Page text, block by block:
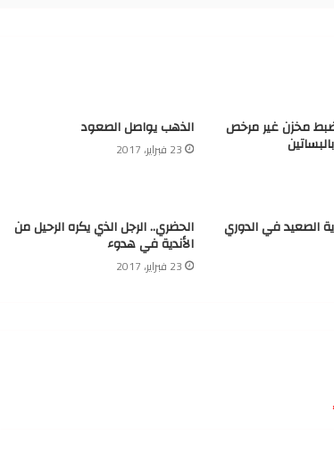
مخزن غير مرخص الذهب يواصل الصعود
23 فبراير، 2017
الصعيد في الدوري الحضري.. الرجل الذي يكره الرحيل من
الأندية في هدوء
23 فبراير، 2017